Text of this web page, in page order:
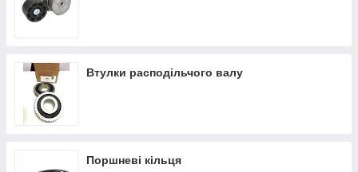
Втулки расподільчого валу
Поршневі кільця